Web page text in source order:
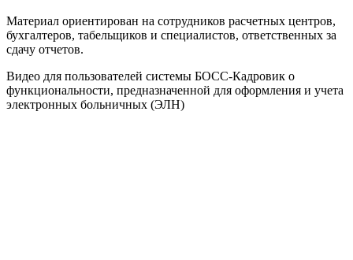
Материал ориентирован на сотрудников расчетных центров,
бухгалтеров, табельщиков и специалистов, ответственных за
сдачу отчетов.
Видео для пользователей системы БОСС-Кадровик о
функциональности, предназначенной для оформления и учета
электронных больничных (ЭЛН)